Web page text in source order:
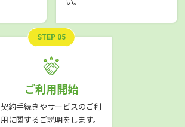
STEP 05
ご利用開始
契約手続きやサービスのご利
用に関するご説明をします。